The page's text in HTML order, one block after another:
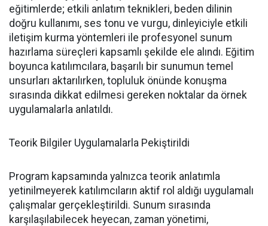
eğitimlerde; etkili anlatım teknikleri, beden dilinin
doğru kullanımı, ses tonu ve vurgu, dinleyiciyle etkili
iletişim kurma yöntemleri ile profesyonel sunum
hazırlama süreçleri kapsamlı şekilde ele alındı. Eğitim
boyunca katılımcılara, başarılı bir sunumun temel
unsurları aktarılırken, topluluk önünde konuşma
sırasında dikkat edilmesi gereken noktalar da örnek
uygulamalarla anlatıldı.
Teorik Bilgiler Uygulamalarla Pekiştirildi
Program kapsamında yalnızca teorik anlatımla
yetinilmeyerek katılımcıların aktif rol aldığı uygulamalı
çalışmalar gerçekleştirildi. Sunum sırasında
karşılaşılabilecek heyecan, zaman yönetimi,